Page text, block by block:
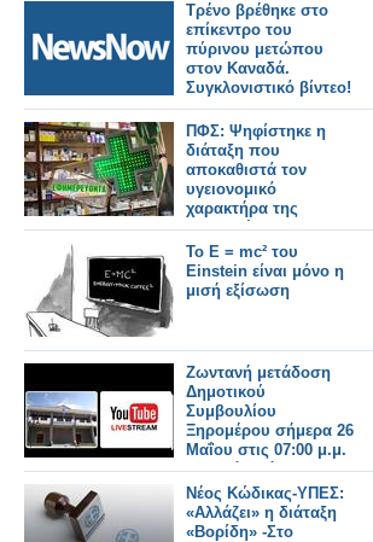
Τρένο βρέθηκε στο
επίκεντρο του
πύρινου μετώπου
στον Καναδά.
Συγκλονιστικό βίντεο!
ΠΦΣ: Ψηφίστηκε η
διάταξη που
αποκαθιστά τον
υγειονομικό
χαρακτήρα της
διανυκτέρευσης των
φαρμακείων
οριοθετώντας με
σαφήνεια τις
υποχρεώσεις τους
Το E = mc² του
Einstein είναι μόνο η
μισή εξίσωση
Ζωντανή μετάδοση
Δημοτικού
Συμβουλίου
Ξηρομέρου σήμερα 26
Μαΐου στις 07:00 μ.μ.
Τεχνικό Πρόγραμμα
και δημοτικά τέλη
στην ημερήσια
διάταξη.
Νέος Κώδικας-ΥΠΕΣ:
«Αλλάζει» η διάταξη
«Βορίδη» -Στο